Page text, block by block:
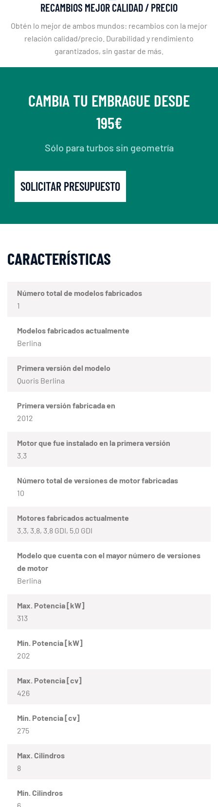
RECAMBIOS MEJOR CALIDAD / PRECIO
Obtén lo mejor de ambos mundos: recambios con la mejor
relación calidad/precio. Durabilidad y rendimiento
garantizados, sin gastar de más.
CAMBIA TU EMBRAGUE DESDE
195€
Sólo para turbos sin geometría
SOLICITAR PRESUPUESTO
CARACTERÍSTICAS
Número total de modelos fabricados
1
Modelos fabricados actualmente
Berlina
Primera versión del modelo
Quoris Berlina
Primera versión fabricada en
2012
Motor que fue instalado en la primera versión
3.3
Número total de versiones de motor fabricadas
10
Motores fabricados actualmente
3.3, 3.8, 3.8 GDI, 5.0 GDI
Modelo que cuenta con el mayor número de versiones
de motor
Berlina
Max. Potencia [kW]
313
Mín. Potencia [kW]
202
Max. Potencia [cv]
426
Mín. Potencia [cv]
275
Max. Cilindros
8
Mín. Cilindros
6